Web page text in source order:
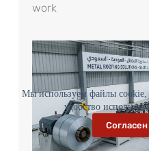
Мы используем файлы cookie,
удобство
Согласен
work